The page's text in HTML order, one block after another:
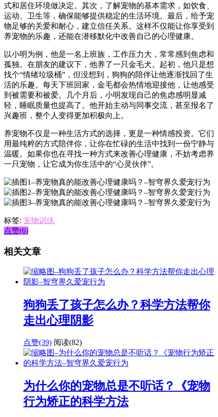
式和居住环境做决定。其次，了解宠物的基本需求，如饮食、
运动、卫生等，确保能够提供稳定的生活环境。最后，给予宠
物足够的关爱和耐心，建立信任关系。这样不仅能让你享受到
养宠物的乐趣，还能在潜移默化中改善自己的心理健康。
以小明为例，他是一名上班族，工作压力大，常常感到焦虑和
孤独。在朋友的建议下，他养了一只金毛犬。起初，他只是想
找个“情绪垃圾桶”，但没想到，狗狗的陪伴让他逐渐找回了生
活的乐趣。每天下班回家，金毛都会热情地迎接他，让他感受
到被需要和被爱。几个月后，小明发现自己的焦虑感明显减
轻，睡眠质量也提高了。他开始主动与同事交流，甚至报名了
兴趣班，整个人变得更加积极向上。
养宠物不仅是一种生活方式的选择，更是一种情感投资。它们
用最纯粹的方式陪伴你，让你在忙碌的生活中找到一份宁静与
温暖。如果你也在寻找一种方式来改善心理健康，不妨考虑养
一只宠物，让它成为你生活中的“心灵伙伴”。
标签: 宠物训练
点赞(6)
相关文章
狗狗丢了孩子怎么办？科学方法帮你
走出心理阴影
点赞(39) 阅读(82)
为什么你的宠物总是不听话？《宠物
行为矫正的科学方法